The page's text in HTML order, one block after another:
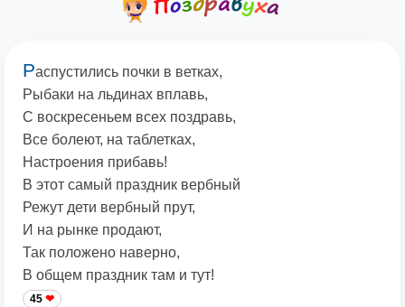
Распустились почки в ветках,
Рыбаки на льдинах вплавь,
С воскресеньем всех поздравь,
Все болеют, на таблетках,
Настроения прибавь!
В этот самый праздник вербный
Режут дети вербный прут,
И на рынке продают,
Так положено наверно,
В общем праздник там и тут!
45